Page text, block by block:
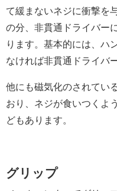
て緩まないネジに衝撃を
の分、非貫通ドライバー
ります。基本的には、ハ
なければ非貫通ドライバ
他にも磁気化のされてい
おり、ネジが食いつくよ
どもあります。
グリップ